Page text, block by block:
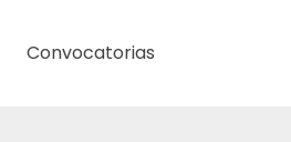
Convocatorias